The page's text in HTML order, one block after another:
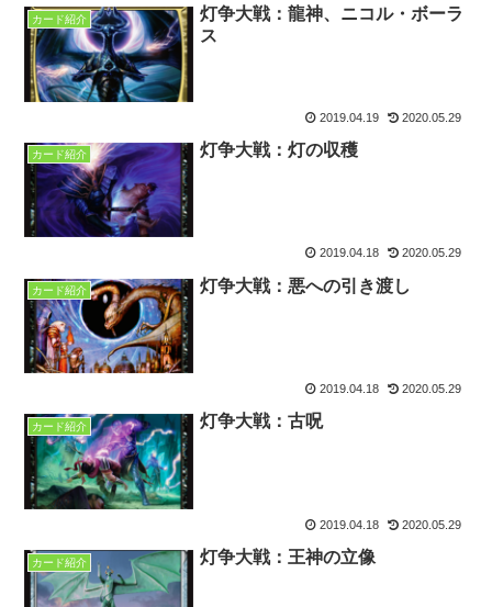
カード紹介
灯争大戦：龍神、ニコル・ボーラ
ス
2019.04.19 2020.05.29
カード紹介 灯争大戦：灯の収穫
2019.04.18 2020.05.29
カード紹介 灯争大戦：悪への引き渡し
2019.04.18 2020.05.29
カード紹介 灯争大戦：古呪
2019.04.18 2020.05.29
カード紹介 灯争大戦：王神の立像